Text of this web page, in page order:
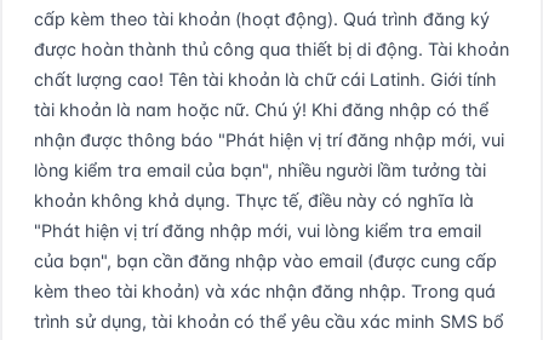
cấp kèm theo tài khoản (hoạt động). Quá trình đăng ký
được hoàn thành thủ công qua thiết bị di động. Tài khoản
chất lượng cao! Tên tài khoản là chữ cái Latinh. Giới tính
tài khoản là nam hoặc nữ. Chú ý! Khi đăng nhập có thể
nhận được thông báo "Phát hiện vị trí đăng nhập mới, vui
lòng kiểm tra email của bạn", nhiều người lầm tưởng tài
khoản không khả dụng. Thực tế, điều này có nghĩa là
"Phát hiện vị trí đăng nhập mới, vui lòng kiểm tra email
của bạn", bạn cần đăng nhập vào email (được cung cấp
kèm theo tài khoản) và xác nhận đăng nhập. Trong quá
trình sử dụng, tài khoản có thể yêu cầu xác minh SMS bổ